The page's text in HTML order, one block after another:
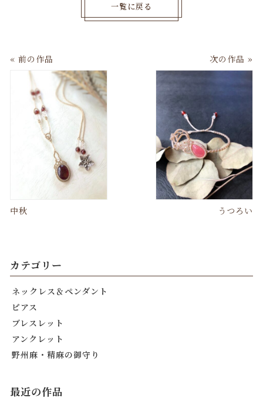
一覧に戻る
« 前の作品
中秋
次の作品 »
うつろい
カテゴリー
ネックレス＆ペンダント
ピアス
ブレスレット
アンクレット
野州麻・精麻の御守り
最近の作品